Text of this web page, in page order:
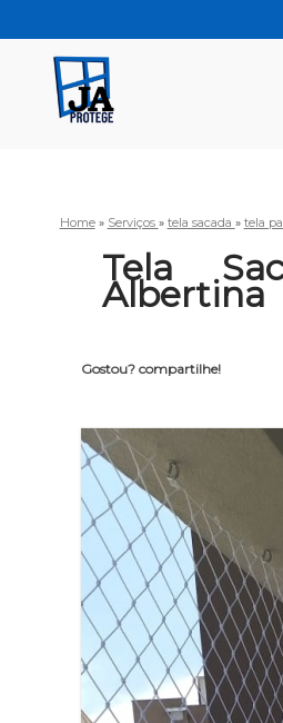
Home » Serviços » tela sacada » tela
Tela
Albertina
Gostou? compartilhe!